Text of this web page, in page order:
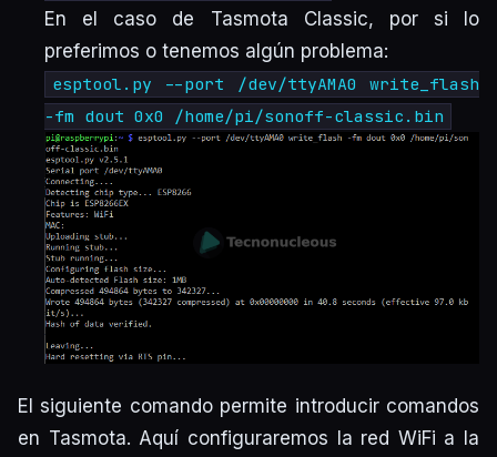
En el caso de Tasmota Classic, por si lo
preferimos o tenemos algún problema:
esptool.py --port /dev/ttyAMA0 write_flash
-fm dout 0x0 /home/pi/sonoff-classic.bin
El siguiente comando permite introducir comandos
en Tasmota. Aquí configuraremos la red WiFi a la